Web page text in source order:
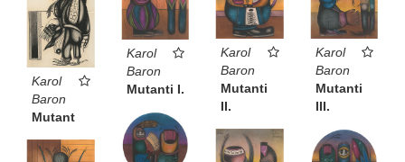
Karol
Baron
Mutant
Karol
Baron
Mutanti I.
Karol
Baron
Mutanti
II.
Karol
Baron
Mutanti
III.